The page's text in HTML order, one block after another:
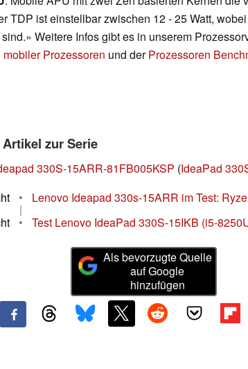
TDP ist einstellbar zwischen 12 - 25 Watt,
Weitere Infos gibt es in unserem
Prozessoren und derProzessoren
zur Serie
330S-15ARR-81FB005KSP (IdeaPad
• Lenovo Ideapad 330s-15ARR im Test:
|
• Test Lenovo IdeaPad 330S-15IKB (i5-
Als bevorzugte Quelle
auf Google
hinzufügen